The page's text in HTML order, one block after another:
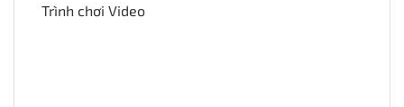
Trình chơi Video